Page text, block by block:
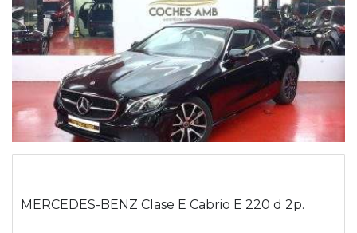
MERCEDES-BENZ Clase E Cabrio E 220 d 2p.